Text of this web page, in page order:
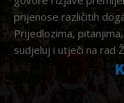
prijenose različitih
Prijedlozima,
sudjeluj i utječi na rad